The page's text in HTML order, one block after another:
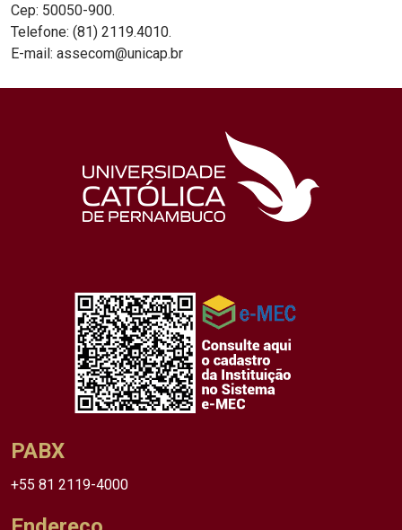
Cep: 50050-900.
Telefone: (81) 2119.4010.
E-mail: assecom@unicap.br
PABX
+55 81 2119-4000